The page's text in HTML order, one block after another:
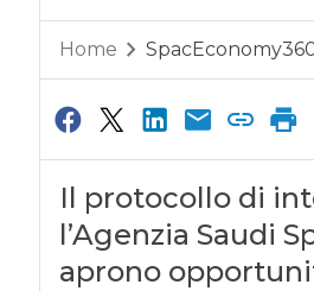
Home
Il protocollo di
l’Agenzia Saudi
aprono